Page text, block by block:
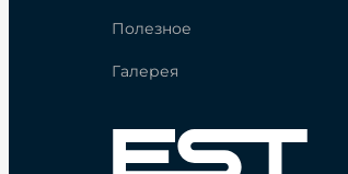
Полезное
Галерея